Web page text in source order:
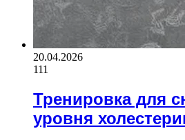
20.04.2026
111
Тренировка для
уровня